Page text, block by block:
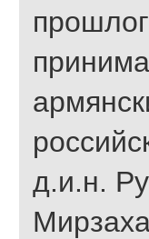
д.и.н.